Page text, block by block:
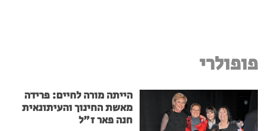
פופולרי
הייתה מורה לחיים: פרידה
מאשת החינוך והעיתונאית
חנה פאר ז"ל